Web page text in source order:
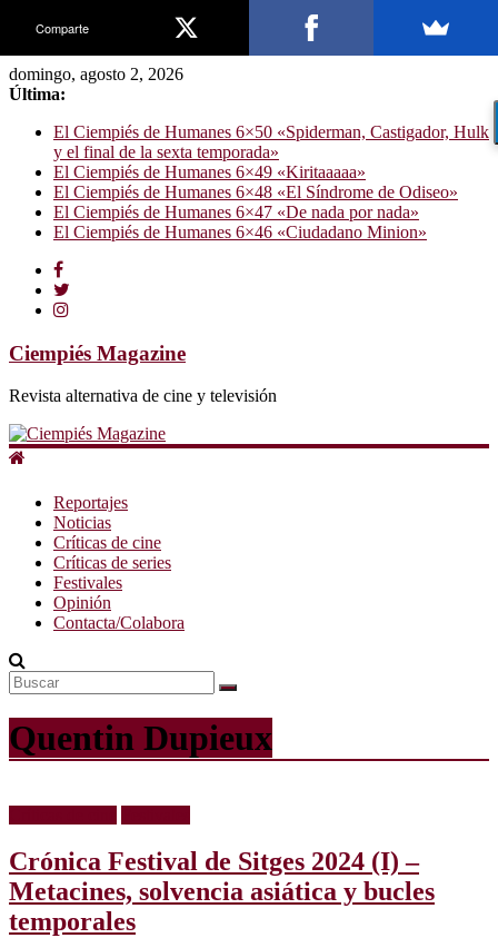
domingo, agosto 2, 2026
Última:
El Ciempiés de Humanes 6×50 «Spiderman, Castigador, Hulk
y el final de la sexta temporada»
El Ciempiés de Humanes 6×49 «Kiritaaaaa»
El Ciempiés de Humanes 6×48 «El Síndrome de Odiseo»
El Ciempiés de Humanes 6×47 «De nada por nada»
El Ciempiés de Humanes 6×46 «Ciudadano Minion»
Ciempiés Magazine
Revista alternativa de cine y televisión
Reportajes
Noticias
Críticas de cine
Críticas de series
Festivales
Opinión
Contacta/Colabora
Quentin Dupieux
Crónica Festival de Sitges 2024 (I) –
Metacines, solvencia asiática y bucles
temporales
Comparte